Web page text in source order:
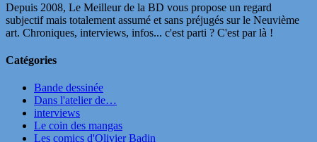
Depuis 2008, Le Meilleur de la BD vous propose un regard
subjectif mais totalement assumé et sans préjugés sur le Neuvième
art. Chroniques, interviews, infos... c'est parti ? C'est par là !
Catégories
Bande dessinée
Dans l'atelier de…
interviews
Le coin des mangas
Les comics d'Olivier Badin